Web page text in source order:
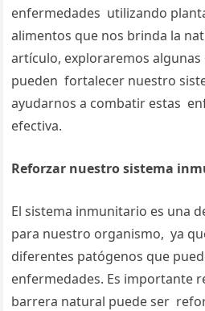
enfermedades utilizando
alimentos que nos brinda la
artículo, exploraremos
pueden fortalecer nuestro
ayudarnos a combatir estas
efectiva.
Reforzar nuestro sistema
El sistema inmunitario es una
para nuestro organismo, ya
diferentes patógenos que
enfermedades. Es importante
barrera natural puede ser